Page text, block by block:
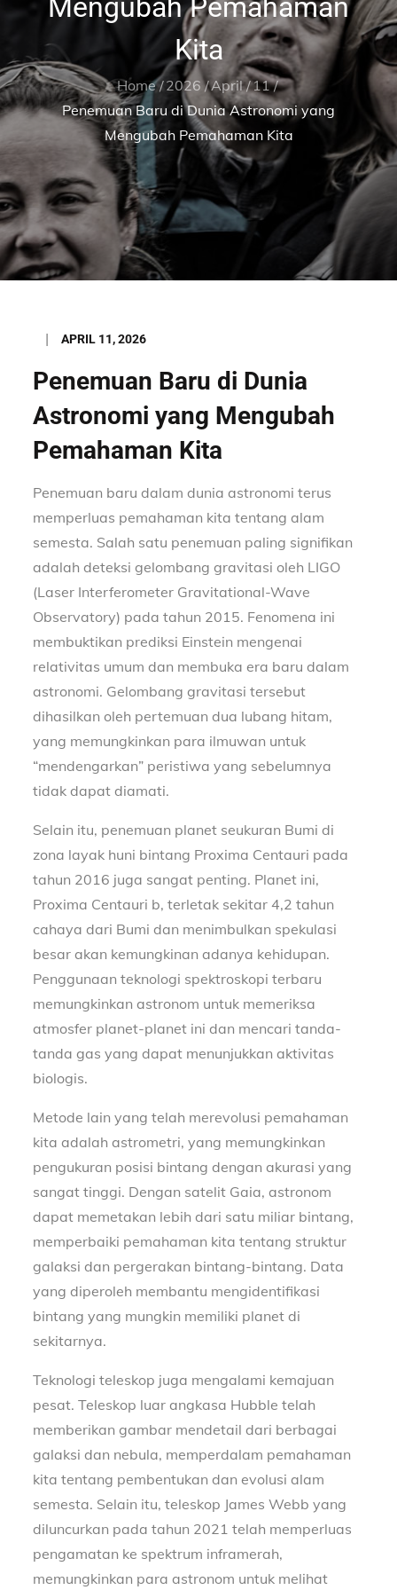
Mengubah Pemahaman
Kita
Home 2026 April 11
Penemuan Baru di Dunia Astronomi yang
Mengubah Pemahaman Kita
Posted
APRIL 11, 2026
Penemuan Baru di Dunia
Astronomi yang Mengubah
Pemahaman Kita
Penemuan baru dalam dunia astronomi terus
memperluas pemahaman kita tentang alam
semesta. Salah satu penemuan paling signifikan
adalah deteksi gelombang gravitasi oleh LIGO
(Laser Interferometer Gravitational-Wave
Observatory) pada tahun 2015. Fenomena ini
membuktikan prediksi Einstein mengenai
relativitas umum dan membuka era baru dalam
astronomi. Gelombang gravitasi tersebut
dihasilkan oleh pertemuan dua lubang hitam,
yang memungkinkan para ilmuwan untuk
“mendengarkan” peristiwa yang sebelumnya
tidak dapat diamati.
Selain itu, penemuan planet seukuran Bumi di
zona layak huni bintang Proxima Centauri pada
tahun 2016 juga sangat penting. Planet ini,
Proxima Centauri b, terletak sekitar 4,2 tahun
cahaya dari Bumi dan menimbulkan spekulasi
besar akan kemungkinan adanya kehidupan.
Penggunaan teknologi spektroskopi terbaru
memungkinkan astronom untuk memeriksa
atmosfer planet-planet ini dan mencari tanda-
tanda gas yang dapat menunjukkan aktivitas
biologis.
Metode lain yang telah merevolusi pemahaman
kita adalah astrometri, yang memungkinkan
pengukuran posisi bintang dengan akurasi yang
sangat tinggi. Dengan satelit Gaia, astronom
dapat memetakan lebih dari satu miliar bintang,
memperbaiki pemahaman kita tentang struktur
galaksi dan pergerakan bintang-bintang. Data
yang diperoleh membantu mengidentifikasi
bintang yang mungkin memiliki planet di
sekitarnya.
Teknologi teleskop juga mengalami kemajuan
pesat. Teleskop luar angkasa Hubble telah
memberikan gambar mendetail dari berbagai
galaksi dan nebula, memperdalam pemahaman
kita tentang pembentukan dan evolusi alam
semesta. Selain itu, teleskop James Webb yang
diluncurkan pada tahun 2021 telah memperluas
pengamatan ke spektrum inframerah,
memungkinkan para astronom untuk melihat